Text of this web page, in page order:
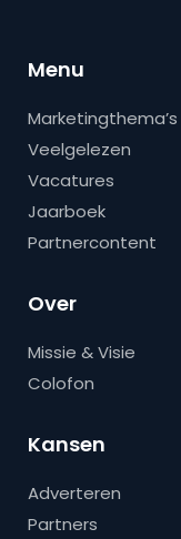
Menu
Marketingthema’s
Veelgelezen
Vacatures
Jaarboek
Partnercontent
Over
Missie & Visie
Colofon
Kansen
Adverteren
Partners